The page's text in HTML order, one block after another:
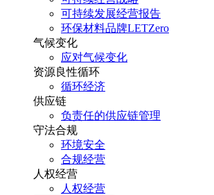
可持续发展经营报告
环保材料品牌LETZero
气候变化
应对气候变化
资源良性循环
循环经济
供应链
负责任的供应链管理
守法合规
环境安全
合规经营
人权经营
人权经营